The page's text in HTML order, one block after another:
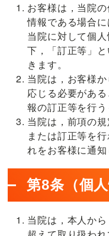
お客様は，当院
情報である場合
当院に対して個
下，「訂正等」
きます。
当院は，お客様
応じる必要があ
報の訂正等を行う
当院は，前項の
または訂正等を
れをお客様に通知
第8条（個
当院は，本人か